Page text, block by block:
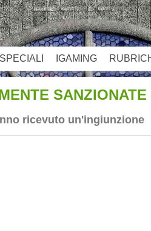
SPECIALI IGAMING
ricevuto un'ingiunzione